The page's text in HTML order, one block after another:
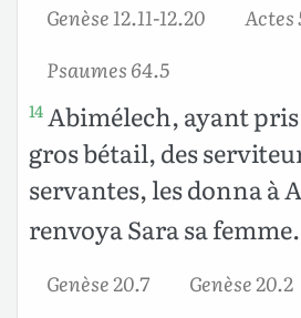
Genèse 12.11-12.20
Actes
Psaumes 64.5
14Abimélech, ayant
gros bétail, des
servantes, les donna à
renvoya Sara sa femme.
Genèse 20.7
Genèse 20.2